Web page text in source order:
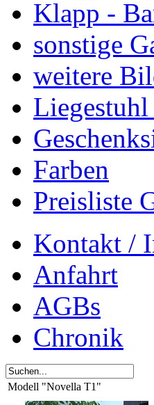
Klapp -
sonstige
weitere
Farben
Preisliste
Kontakt /
Anfahrt
AGBs
Chronik
Modell "Novella T1"